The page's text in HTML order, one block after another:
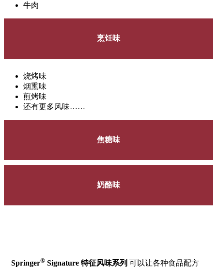
牛肉
烹饪味
烧烤味
烟熏味
煎烤味
还有更多风味……
焦糖味
奶酪味
Springer® Signature 特征风味系列 可以让各种食品配方